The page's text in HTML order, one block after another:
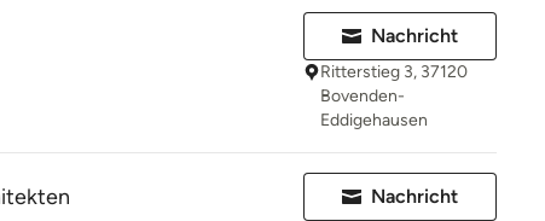
Nachricht
Ritterstieg 3, 37120
Bovenden-
Eddigehausen
Nachricht